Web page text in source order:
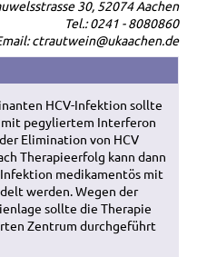
30, 52074 Aachen
Tel.: 0241 - 8080860
ctrautwein@ukaachen.de
HCV-Infektion sollte
pegyliertem Interferon
Elimination von HCV
Therapieerfolg kann dann
medikamentös mit
werden. Wegen der
sollte die Therapie
Zentrum durchgeführt